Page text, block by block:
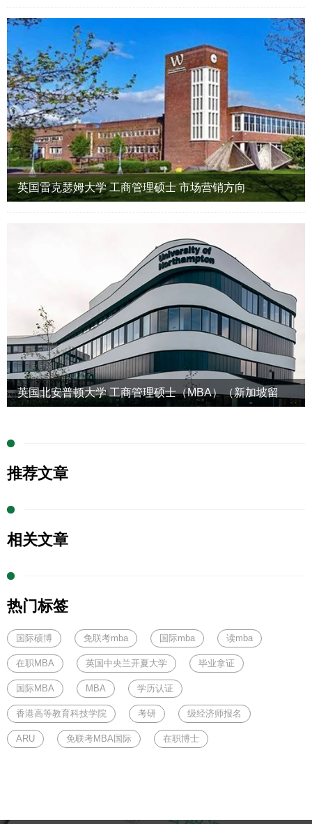
英国雷克瑟姆大学 工商管理硕士 市场营销方向
英国北安普顿大学 工商管理硕士（MBA）（新加坡留
推荐文章
相关文章
热门标签
国际硕博 免联考mba 国际mba 读mba
在职MBA 英国中央兰开夏大学 毕业拿证
国际MBA MBA 学历认证
香港高等教育科技学院 考研 级经济师报名
ARU 免联考MBA国际 在职博士